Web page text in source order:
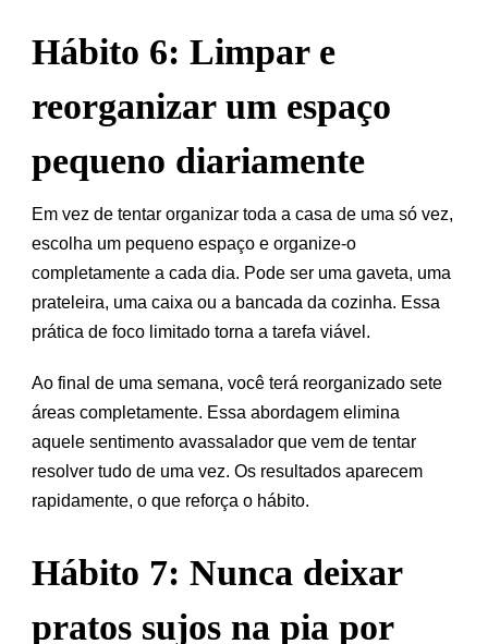
Hábito 6: Limpar e
reorganizar um espaço
pequeno diariamente
Em vez de tentar organizar toda a casa de uma só vez,
escolha um pequeno espaço e organize-o
completamente a cada dia. Pode ser uma gaveta, uma
prateleira, uma caixa ou a bancada da cozinha. Essa
prática de foco limitado torna a tarefa viável.
Ao final de uma semana, você terá reorganizado sete
áreas completamente. Essa abordagem elimina
aquele sentimento avassalador que vem de tentar
resolver tudo de uma vez. Os resultados aparecem
rapidamente, o que reforça o hábito.
Hábito 7: Nunca deixar
pratos sujos na pia por